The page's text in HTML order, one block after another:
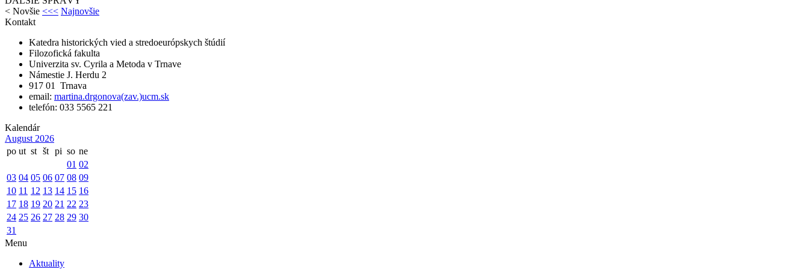
< Novšie <<< Najnovšie
Kontakt
Katedra historických vied a stredoeurópskych štúdií
Filozofická fakulta
Univerzita sv. Cyrila a Metoda v Trnave
Námestie J. Herdu 2
917 01 Trnava
email: martina.drgonova(zav.)ucm.sk
telefón: 033 5565 221
Kalendár
August 2026
po ut st št pi so ne
01 02
03 04 05 06 07 08 09
10 11 12 13 14 15 16
17 18 19 20 21 22 23
24 25 26 27 28 29 30
31
Menu
Aktuality